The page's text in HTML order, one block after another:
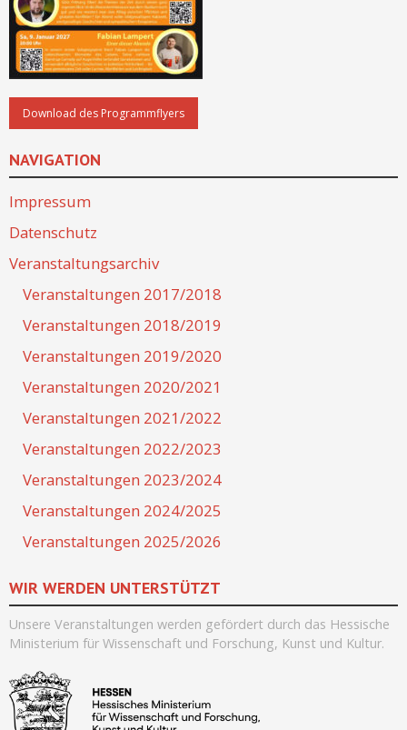
NAVIGATION
Impressum
Datenschutz
Veranstaltungsarchiv
Veranstaltungen 2017/2018
Veranstaltungen 2018/2019
Veranstaltungen 2019/2020
Veranstaltungen 2020/2021
Veranstaltungen 2021/2022
Veranstaltungen 2022/2023
Veranstaltungen 2023/2024
Veranstaltungen 2024/2025
Veranstaltungen 2025/2026
WIR WERDEN UNTERSTÜTZT
Unsere Veranstaltungen werden gefördert durch das Hessische
Ministerium für Wissenschaft und Forschung, Kunst und Kultur.